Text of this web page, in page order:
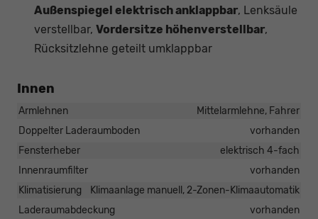
Außenspiegel elektrisch anklappbar, Lenksäule
verstellbar, Vordersitze höhenverstellbar,
Rücksitzlehne geteilt umklappbar
Innen
Armlehnen
Mittelarmlehne, Fahrer
Doppelter Laderaumboden
vorhanden
Fensterheber
elektrisch 4-fach
Innenraumfilter
vorhanden
Klimatisierung
Klimaanlage manuell, 2-Zonen-Klimaautomatik
Laderaumabdeckung
vorhanden